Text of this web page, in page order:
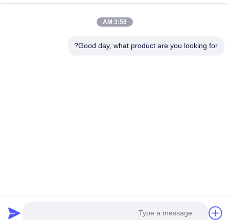
أجزاء جهاز الطرد المركزي
3:58 AM
Good day, what product are you looking for?